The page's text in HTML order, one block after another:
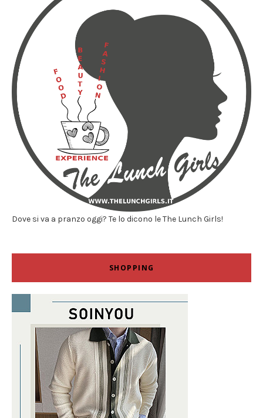
Dove si va a pranzo oggi? Te lo dicono le The Lunch Girls!
SHOPPING